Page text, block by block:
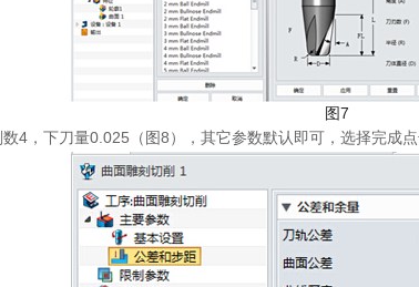
图7
4，下刀量0.025（图8），其它参数默认即可，选择完成